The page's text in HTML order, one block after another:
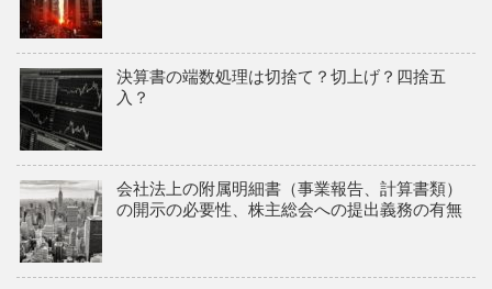
決算書の端数処理は切捨て？切上げ？四捨五
入？
会社法上の附属明細書（事業報告、計算書類）
の開示の必要性、株主総会への提出義務の有無